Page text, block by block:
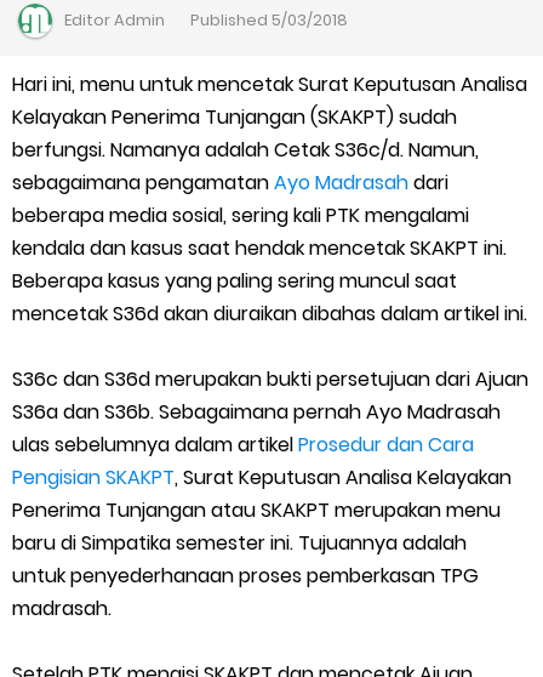
Kalender Pendidikan Madrasah 2026/2027 | Excel & PDF (Ditjen
Pendis)
Juknis Penerbitan Ijazah Madrasah Tahun 2026
Solusi Agar Valid Rapor & Status Verval di PDUM Tercentang
Hijau
TKA Susulan jenjang SD/MI dan SMP/MTs
Cara Mengajukan Tunjangan Insentif di EMIS-GTK Baru
Ajuan Tunjangan Insentif Guru dan Tenaga Kependidikan di
Madrasah
Cara Login EMIS GTK Baru untuk Operator dan PTK
SEB Upacara Bendera di Sekolah dan Madrasah
Cara Install Aplikasi Exam Browser Client TKA 2026
EditorAdmin Published 5/03/2018
Hari ini, menu untuk mencetak Surat Keputusan Analisa
Kelayakan Penerima Tunjangan (SKAKPT) sudah
berfungsi. Namanya adalah Cetak S36c/d. Namun,
sebagaimana pengamatanAyo Madrasahdari
beberapa media sosial, sering kali PTK mengalami
kendala dan kasus saat hendak mencetak SKAKPT ini.
Beberapa kasus yang paling sering muncul saat
mencetak S36d akan diuraikan dibahas dalam artikel ini.
S36c dan S36d merupakan bukti persetujuan dari Ajuan
S36a dan S36b. Sebagaimana pernah Ayo Madrasah
ulas sebelumnya dalam artikelProsedur dan Cara
Pengisian SKAKPT, Surat Keputusan Analisa Kelayakan
Penerima Tunjangan atau SKAKPT merupakan menu
baru di Simpatika semester ini. Tujuannya adalah
untuk penyederhanaan proses pemberkasan TPG
madrasah.